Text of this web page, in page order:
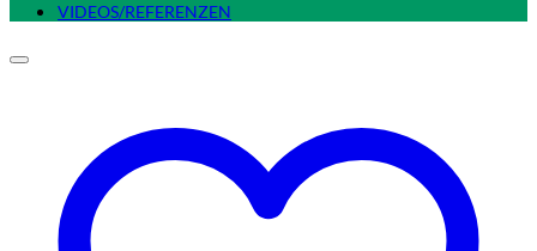
VIDEOS/REFERENZEN